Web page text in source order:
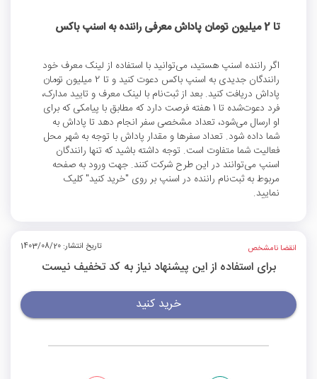
تا 2 میلیون تومان پاداش معرفی راننده به اسنپ باکس
اگر راننده اسنپ هستید، می‌توانید با استفاده از لینک معرف خود
رانندگان جدیدی به اسنپ باکس دعوت کنید و تا 2 میلیون تومان
پاداش دریافت کنید. بعد از ثبت‌نام با لینک معرف و تایید مدارک،
فرد دعوت‌شده تا 1 هفته فرصت دارد که مطابق با پیامکی که برای
او ارسال می‌شود، تعداد مشخصی سفر انجام دهد تا پاداش به
شما داده شود. تعداد سفرها و مقدار پاداش با توجه به شهر محل
فعالیت شما متفاوت است. توجه داشته باشید که تنها رانندگان
اسنپ می‌توانند در این طرح شرکت کنند. جهت ورود به صفحه
مربوط به ثبت‌نام راننده در اسنپ بر روی "خرید کنید" کلیک
نمایید.
انقضا نامشخص تاریخ انتشار: 1403/08/20
برای استفاده از این پیشنهاد نیاز به کد تخفیف نیست
خرید کنید